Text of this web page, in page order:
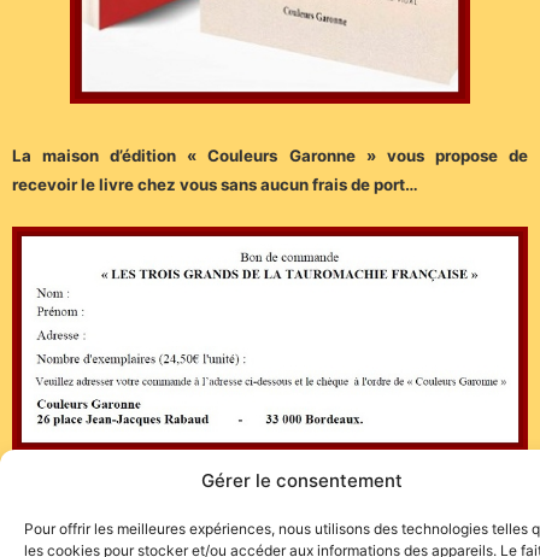
Gérer le consentement
Pour offrir les meilleures expériences, nous utilisons des technologies telles
les cookies pour stocker et/ou accéder aux informations des appareils. Le
La maison d’édition « Couleurs Garonne » vous propose de
recevoir le livre chez vous sans aucun frais de port…